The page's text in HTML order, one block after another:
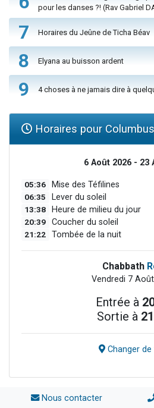
pour les danses ?! (Rav Gabriel
7 Horaires du Jeûne de Ticha Béav
8 Elyana au buisson ardent
9 4 choses à ne jamais dire à
Horaires pour Columbus
6 Août 2026 - 23
05:36 Mise des Téfilines
06:35 Lever du soleil
13:38 Heure de milieu du jour
20:39 Coucher du soleil
21:22 Tombée de la nuit
Chabbath
Vendredi 7
Entrée à
Sortie à
Changer de
Nous contacter